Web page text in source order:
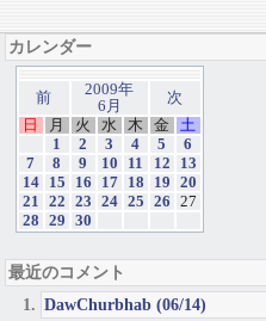
カレンダー
前
2009年
6月
次
日
月 火 水 木 金
土
1
2 3 4 5
6
7
8 9 10 11 12
13
14
15 16 17 18 19
20
21
22 23 24 25 26
27
28
29 30
最近のコメント
DawChurbhab (06/14)